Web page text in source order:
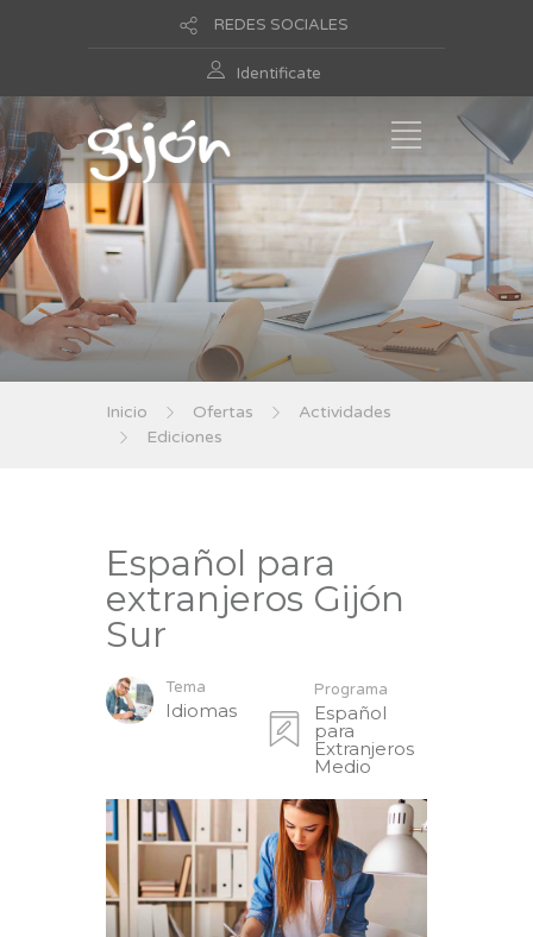
REDES SOCIALES
Identificate
Inicio Ofertas
Actividades
Ediciones
Español para
extranjeros Gijón
Sur
Tema
Idiomas
Programa
Español
para
Extranjeros
Medio